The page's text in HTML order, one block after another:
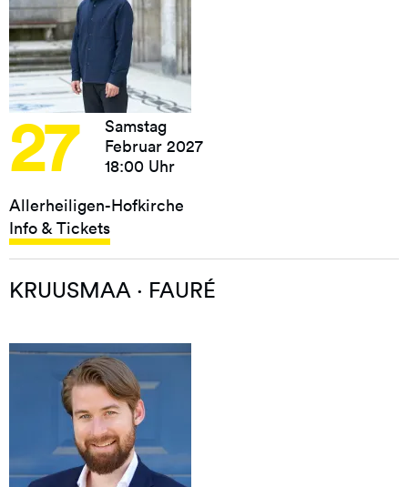
27
Samstag
Februar 2027
18:00 Uhr
Allerheiligen-Hofkirche
Info & Tickets
KRUUSMAA · FAURÉ